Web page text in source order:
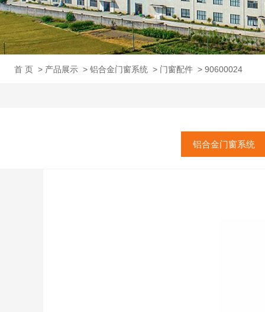
首 页 > 产品展示 > 铝合金门窗系统 > 门窗配件 > 90600024
铝合金门窗系统